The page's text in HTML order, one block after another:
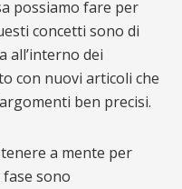
possiamo fare per
concetti sono di
all’interno dei
con nuovi articoli che
ben precisi.
a mente per
sono